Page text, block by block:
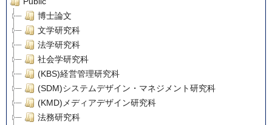
博士論文
文学研究科
法学研究科
社会学研究科
(KBS)経営管理研究科
(SDM)システムデザイン・マネジメント研究科
(KMD)メディアデザイン研究科
法務研究科